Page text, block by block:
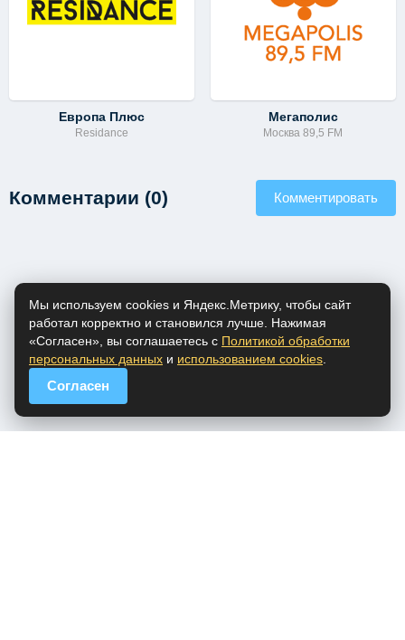
Европа Плюс
Residance
Мегаполис
Москва 89,5 FM
Комментарии (0) Комментировать
Мы используем cookies и Яндекс.Метрику, чтобы сайт
работал корректно и становился лучше. Нажимая
«Согласен», вы соглашаетесь с Политикой обработки
персональных данных и использованием cookies
Согласен